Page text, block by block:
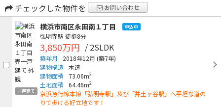
チェックした物件を
お問い合わせ
一戸建て
横浜市南区永田南１丁目 申込中
弘明寺駅 徒歩8分
3,850万円 / 2SLDK
築年月 2018年12月 (築7年)
建物構造 木造
建物面積
73.06m2
土地面積 64.46m2
京浜急行線本線「弘明寺駅」及び「井土ヶ谷駅」へ平坦な道の
りで歩ける好立地です！